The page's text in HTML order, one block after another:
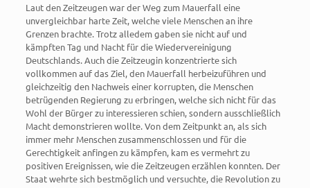
Laut den Zeitzeugen war der Weg zum Mauerfall eine
unvergleichbar harte Zeit, welche viele Menschen an ihre
Grenzen brachte. Trotz alledem gaben sie nicht auf und
kämpften Tag und Nacht für die Wiedervereinigung
Deutschlands. Auch die Zeitzeugin konzentrierte sich
vollkommen auf das Ziel, den Mauerfall herbeizuführen und
gleichzeitig den Nachweis einer korrupten, die Menschen
betrügenden Regierung zu erbringen, welche sich nicht für das
Wohl der Bürger zu interessieren schien, sondern ausschließlich
Macht demonstrieren wollte. Von dem Zeitpunkt an, als sich
immer mehr Menschen zusammenschlossen und für die
Gerechtigkeit anfingen zu kämpfen, kam es vermehrt zu
positiven Ereignissen, wie die Zeitzeugen erzählen konnten. Der
Staat wehrte sich bestmöglich und versuchte, die Revolution zu